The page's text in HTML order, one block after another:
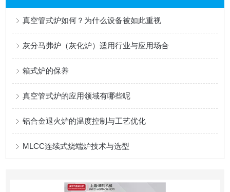
真空管式炉如何？为什么设备被如此重视
灰分马弗炉（灰化炉）适用行业与应用场合
箱式炉的保养
真空管式炉的应用领域有哪些呢
铝合金退火炉的温度控制与工艺优化
MLCC连续式烧端炉技术与选型